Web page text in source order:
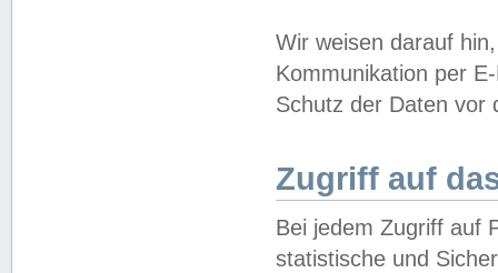
Wir weisen darauf
Kommunikation per
Schutz der Daten vor
Zugriff auf
Bei jedem Zugriff auf
statistische und